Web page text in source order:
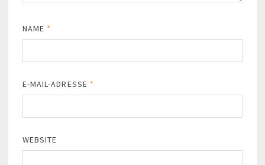
NAME *
E-MAIL-ADRESSE *
WEBSITE